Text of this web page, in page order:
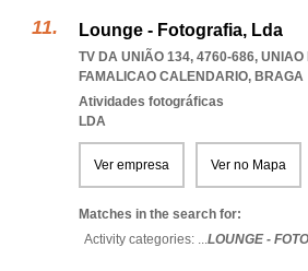
Lounge - Fotografia, Lda
TV DA UNIÃO 134, 4760-686, UNIAO
FAMALICAO CALENDARIO, BRAGA
Atividades fotográficas
LDA
Ver empresa Ver no Mapa
Matches in the search for:
Activity categories: ...LOUNGE -